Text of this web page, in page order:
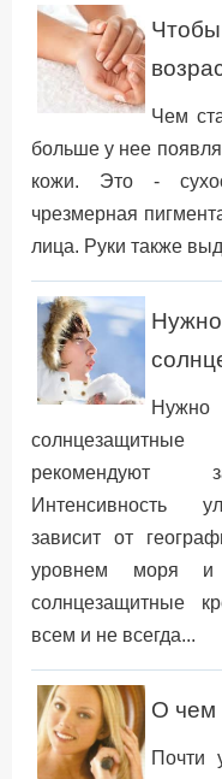
Чем
больше у нее
кожи. Это -
чрезмерная
лица. Руки также
Нужно
рекомендуют
Интенсивность
зависит от
уровнем моря
солнцезащитные
всем и не всегда...
О чем
Почти